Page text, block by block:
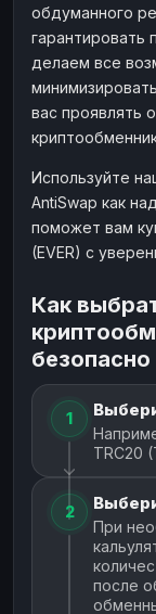
обдуманного
гарантировать
делаем все
вас проявлять
Используйте
AntiSwap как
поможет вам
(EVER) с
Как
1
TRC20
2
При
после